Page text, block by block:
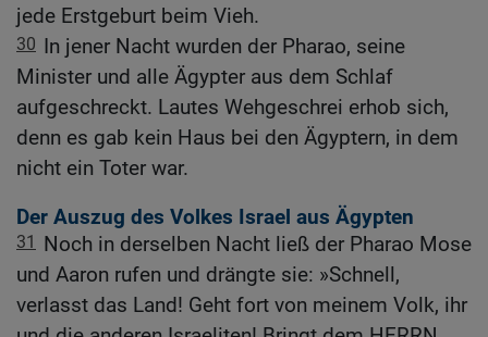
jede Erstgeburt beim Vieh.
30 In jener Nacht wurden der Pharao, seine
Minister und alle Ägypter aus dem Schlaf
aufgeschreckt. Lautes Wehgeschrei erhob sich,
denn es gab kein Haus bei den Ägyptern, in dem
nicht ein Toter war.
Der Auszug des Volkes Israel aus Ägypten
31 Noch in derselben Nacht ließ der Pharao Mose
und Aaron rufen und drängte sie: »Schnell,
verlasst das Land! Geht fort von meinem Volk, ihr